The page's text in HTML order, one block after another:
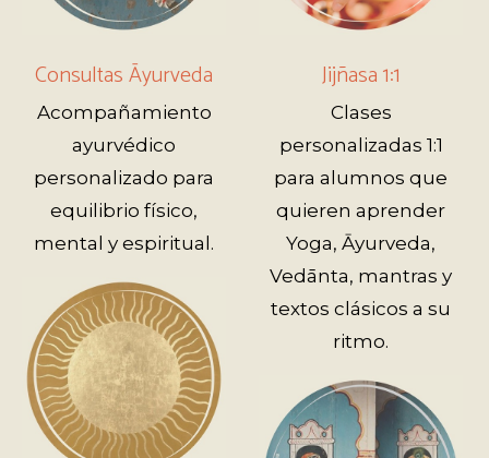
Consultas Āyurveda
Acompañamiento
ayurvédico
personalizado para
equilibrio físico,
mental y espiritual.
Jijñasa 1:1
Clases
personalizadas 1:1
para alumnos que
quieren aprender
Yoga, Āyurveda,
Vedānta, mantras y
textos clásicos a su
ritmo.